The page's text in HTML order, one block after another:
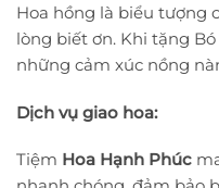
Hoa hồng là biểu tượng
lòng biết ơn. Khi tặng
những cảm xúc nồng
Dịch vụ giao hoa:
Tiệm Hoa Hạnh Phúc